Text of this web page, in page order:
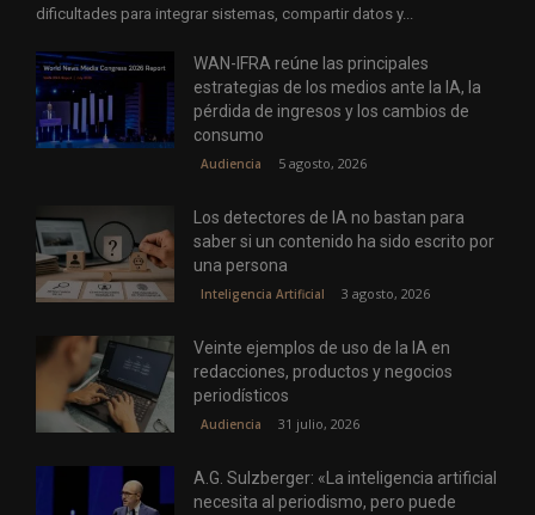
dificultades para integrar sistemas, compartir datos y...
WAN-IFRA reúne las principales
estrategias de los medios ante la IA, la
pérdida de ingresos y los cambios de
consumo
Audiencia 5 agosto, 2026
Los detectores de IA no bastan para
saber si un contenido ha sido escrito por
una persona
Inteligencia Artificial 3 agosto, 2026
Veinte ejemplos de uso de la IA en
redacciones, productos y negocios
periodísticos
Audiencia 31 julio, 2026
A.G. Sulzberger: «La inteligencia artificial
necesita al periodismo, pero puede